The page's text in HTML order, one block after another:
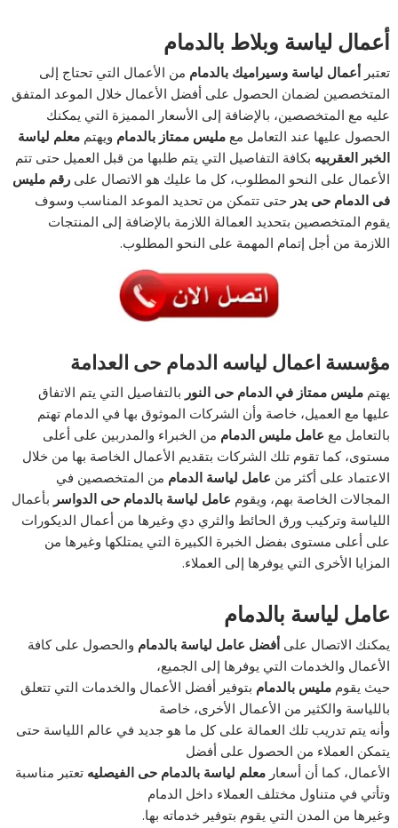
أعمال لياسة وبلاط بالدمام
تعتبرأعمال لياسة وسيراميك بالدمام من الأعمال التي تحتاج إلى
المتخصصين لضمان الحصول على أفضل الأعمال خلال الموعد المتفق
عليه مع المتخصصين، بالإضافة إلى الأسعار المميزة التي يمكنك
الحصول عليها عند التعامل معمليس ممتاز بالدمام ويهتممعلم لياسة
الخبر العقربيه بكافة التفاصيل التي يتم طلبها من قبل العميل حتى تتم
الأعمال على النحو المطلوب، كل ما عليك هو الاتصال علىرقم مليس
فى الدمام حى بدر حتى تتمكن من تحديد الموعد المناسب وسوف
يقوم المتخصصين بتحديد العمالة اللازمة بالإضافة إلى المنتجات
اللازمة من أجل إتمام المهمة على النحو المطلوب.
مؤسسة اعمال لياسه الدمام حى العدامة
يهتممليس ممتاز في الدمام حى النور بالتفاصيل التي يتم الاتفاق
عليها مع العميل، خاصة وأن الشركات الموثوق بها في الدمام تهتم
بالتعامل مع عامل مليس الدمام من الخبراء والمدربين على أعلى
مستوى، كما تقوم تلك الشركات بتقديم الأعمال الخاصة بها من خلال
الاعتماد على أكثر من عامل لياسة الدمام من المتخصصين في
المجالات الخاصة بهم، ويقوم عامل لياسة بالدمام حى الدواسر بأعمال
اللياسة وتركيب ورق الحائط والثري دي وغيرها من أعمال الديكورات
على أعلى مستوى بفضل الخبرة الكبيرة التي يمتلكها وغيرها من
المزايا الأخرى التي يوفرها إلى العملاء.
عامل لياسة بالدمام
يمكنك الاتصال علىأفضل عامل لياسة بالدمام والحصول على كافة
الأعمال والخدمات التي يوفرها إلى الجميع،
حيث يقوممليس بالدمام بتوفير أفضل الأعمال والخدمات التي تتعلق
باللياسة والكثير من الأعمال الأخرى، خاصة
وأنه يتم تدريب تلك العمالة على كل ما هو جديد في عالم اللياسة حتى
يتمكن العملاء من الحصول على أفضل
الأعمال، كما أن أسعارمعلم لياسة بالدمام حى الفيصليهتعتبر مناسبة
وتأتي في متناول مختلف العملاء داخل الدمام
وغيرها من المدن التي يقوم بتوفير خدماته بها.